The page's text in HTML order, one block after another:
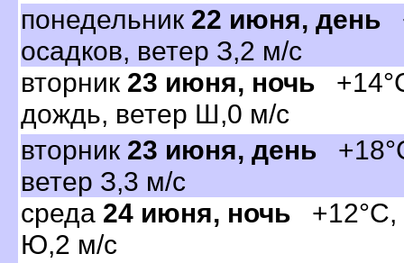
понедельник 22 июня, день
осадков, ветер З,2 м/с
торник 23 июня, ночь
дождь, ветер Ш,0 м/с
торник 23 июня, день
етер З,3 м/с
среда 24 июня, ночь +12°C,
Ю,2 м/с